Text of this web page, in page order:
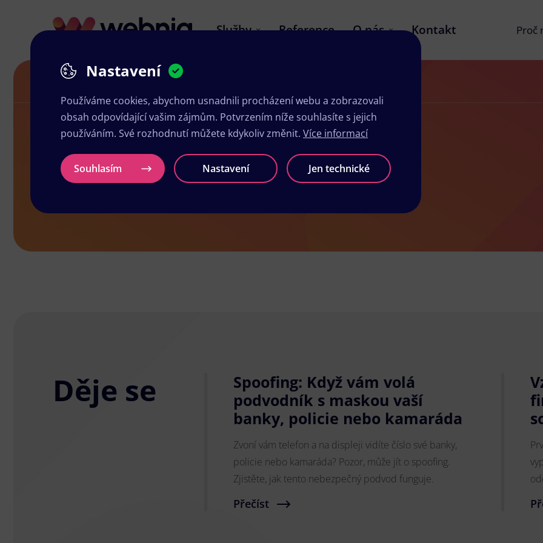
Služby Reference O nás Kontakt Proč
Blog
Děje se
Spoofing: Když vám volá
podvodník s maskou vaší
banky, policie nebo kamaráda
Zvoní vám telefon a na displeji vidíte číslo své banky,
policie nebo kamaráda? Pozor, může jít o spoofing.
Zjistěte, jak tento nebezpečný podvod funguje.
Přečíst
Nastavení
Používáme cookies, abychom usnadnili procházení webu a zobrazovali
obsah odpovídající vašim zájmům. Potvrzením níže souhlasíte s jejich
používáním. Své rozhodnutí můžete kdykoliv změnit. Více informací
Souhlasím Nastavení Jen technické